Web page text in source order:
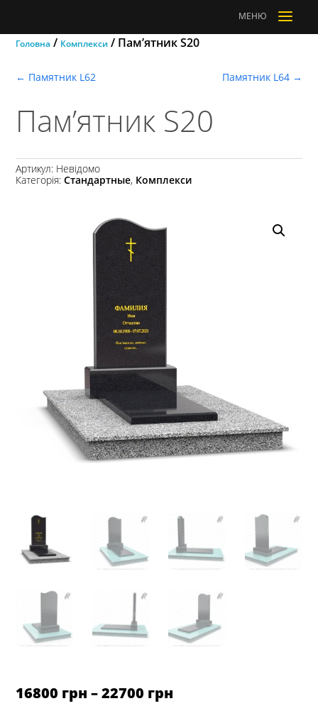
МЕНЮ a
Головна / Комплекси/ Пам’ятник S20
← Памятник L62 Памятник L64 →
Пам’ятник S20
Артикул: Невідомо
Категорія: Стандартные, Комплекси
16800 грн –22700 грнЦіновий
діапазон: